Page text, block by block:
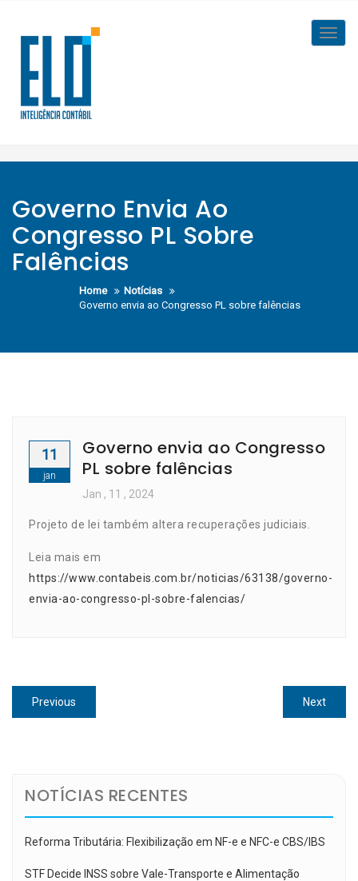
content
Governo Envia Ao
Congresso PL Sobre
Falências
Home
Notícias
Governo envia ao Congresso PL sobre falências
11
jan
Governo envia ao Congresso
PL sobre falências
Jan , 11 , 2024
Projeto de lei também altera recuperações judiciais.
Leia mais em
https://www.contabeis.com.br/noticias/63138/governo-
envia-ao-congresso-pl-sobre-falencias/
Navegação
de
Previous
post:
NextNext
post:
NOTÍCIAS RECENTES
Reforma Tributária: Flexibilização em NF-e e NFC-e CBS/IBS
STF Decide INSS sobre Vale-Transporte e Alimentação